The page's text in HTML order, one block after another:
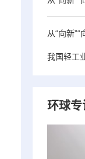
从“向新
我国轻工
环球专